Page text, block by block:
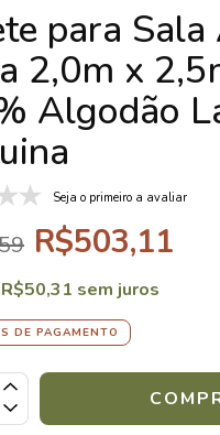
para
2,0m x
Algodão
Seja o primeiro a avaliar
R$503,11
R$50,31 sem juros
DE PAGAMENTO